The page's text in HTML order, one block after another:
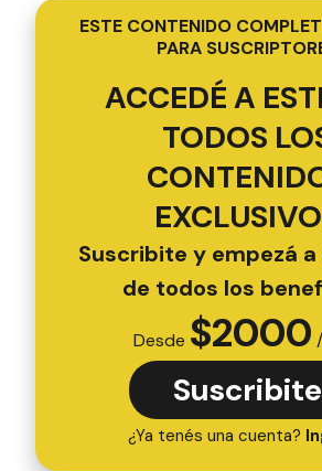
ESTE CONTENIDO
PARA
ACCEDÉ A
TODOS
Suscribite y empezá
de todos los
Desde $2000
Suscribite
¿Ya tenés una cuenta?